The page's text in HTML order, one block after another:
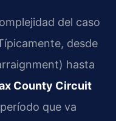
del caso
desde
hasta
County Circuit
que va